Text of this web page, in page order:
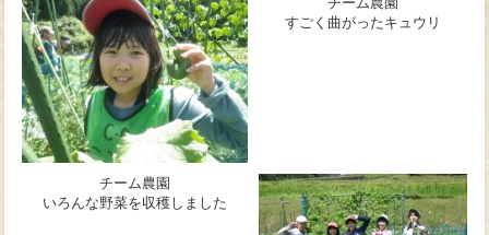
すごく曲がったキュウリ
チーム農園
いろんな野菜を収穫しました